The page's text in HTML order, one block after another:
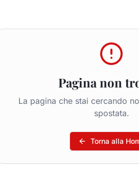
Pagina non
La pagina che stai cercando
spostata.
Torna alla